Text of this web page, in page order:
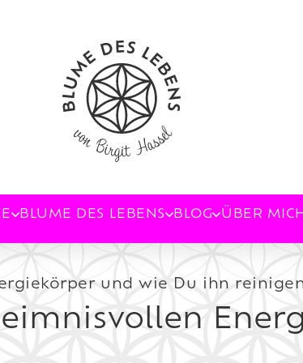
BLUME DES LEBENS BLOG ÜBER MICH
und wie Du ihn